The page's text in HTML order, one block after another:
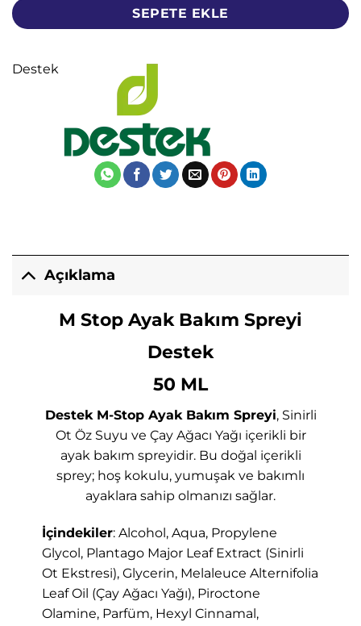
SEPETE EKLE
Destek
Açıklama
M Stop Ayak Bakım Spreyi
Destek
50 ML
Destek M-Stop Ayak Bakım Spreyi, Sinirli
Ot Öz Suyu ve Çay Ağacı Yağı içerikli bir
ayak bakım spreyidir. Bu doğal içerikli
sprey; hoş kokulu, yumuşak ve bakımlı
ayaklara sahip olmanızı sağlar.
İçindekiler: Alcohol, Aqua, Propylene
Glycol, Plantago Major Leaf Extract (Sinirli
Ot Ekstresi), Glycerin, Melaleuce Alternifolia
Leaf Oil (Çay Ağacı Yağı), Piroctone
Olamine, Parfüm, Hexyl Cinnamal,